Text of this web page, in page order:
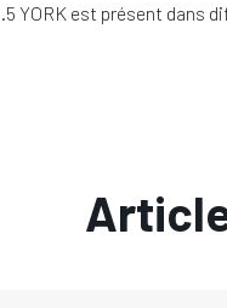
YORK est présent